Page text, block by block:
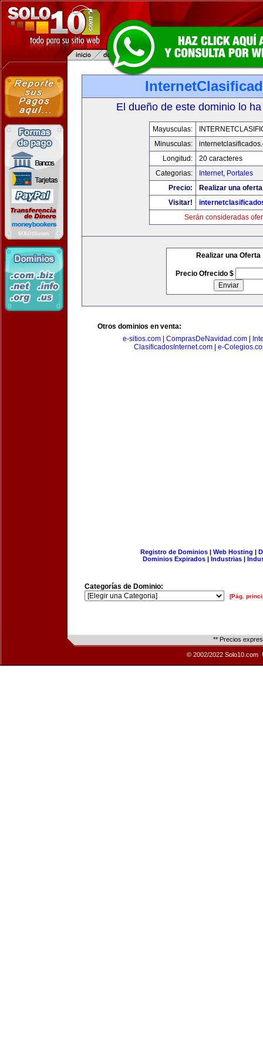
El dueño de este dominio lo
Mayusculas:
Minusculas:
Longitud:
20 caracteres
Categorias:
Internet, Portales
Precio:
Realizar una
Visitar!
Serán consideradas
Realizar una Oferta
Precio Ofrecido $
Otros dominios en venta:
e-sitios.com| ComprasDeNavidad.com|
ClasificadosInternet.com| e-
Registro de Dominios| Web Hosting |
Dominios Expirados | Industrias |
Categorías de Dominio:
[Pág.
** Precios
© 2002/2022 Solo10.com